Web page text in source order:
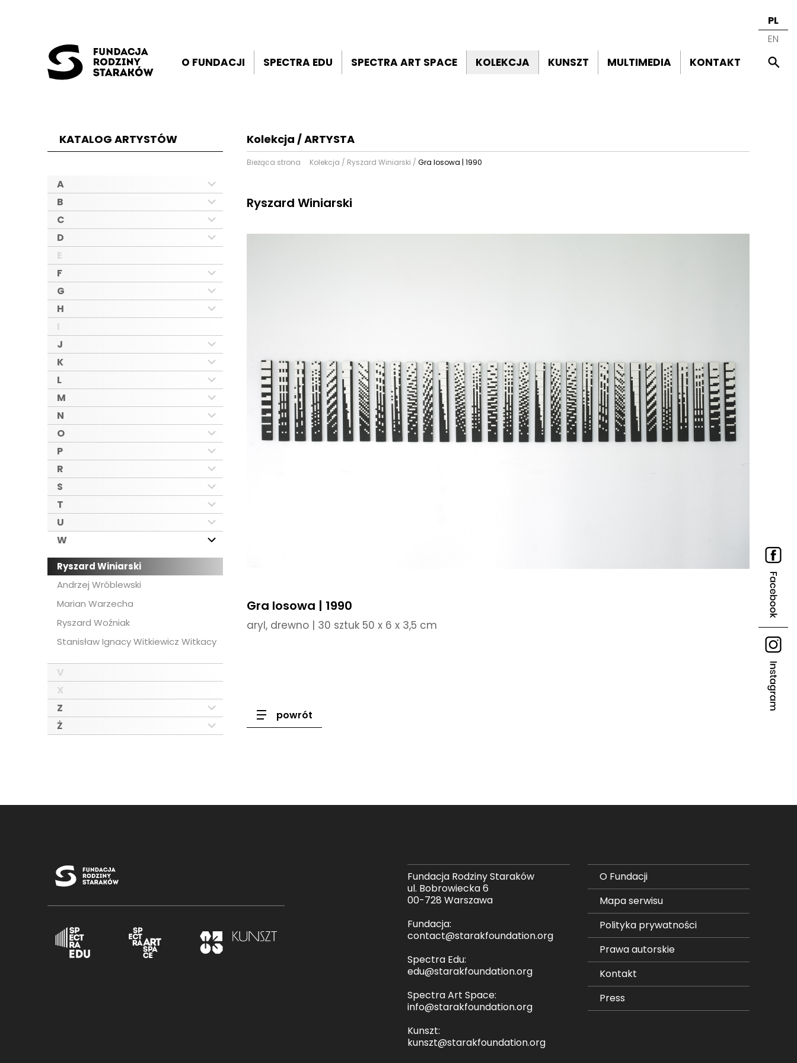
O FUNDACJI SPECTRA EDU SPECTRA ART SPACE KOLEKCJA KUNSZT MULTIMEDIA KONTAKT
KATALOG ARTYSTÓW
A
B
C
D
E
F
G
H
I
J
K
L
M
N
O
P
R
S
T
U
W
Ryszard Winiarski
Andrzej Wróblewski
Marian Warzecha
Ryszard Woźniak
Stanisław Ignacy Witkiewicz Witkacy
V
X
Z
Ż
Kolekcja / ARTYSTA
Bieżąca strona Kolekcja / Ryszard Winiarski / Gra losowa | 1990
Ryszard Winiarski
Gra losowa | 1990
aryl, drewno | 30 sztuk 50 x 6 x 3,5 cm
powrót
Fundacja Rodziny Staraków
ul. Bobrowiecka 6
00-728 Warszawa
Fundacja:
contact@starakfoundation.org
Spectra Edu:
edu@starakfoundation.org
Spectra Art Space:
info@starakfoundation.org
Kunszt:
kunszt@starakfoundation.org
O Fundacji
Mapa serwisu
Polityka prywatności
Prawa autorskie
Kontakt
Press
PL
EN